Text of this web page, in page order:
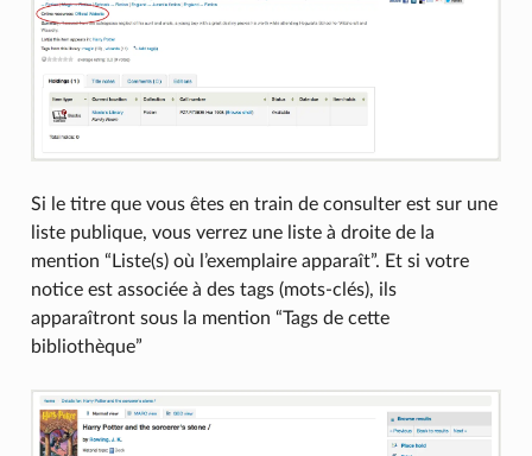
Si le titre que vous êtes en train de consulter est sur une
liste publique, vous verrez une liste à droite de la
mention “Liste(s) où l’exemplaire apparaît”. Et si votre
notice est associée à des tags (mots-clés), ils
apparaîtront sous la mention “Tags de cette
bibliothèque”